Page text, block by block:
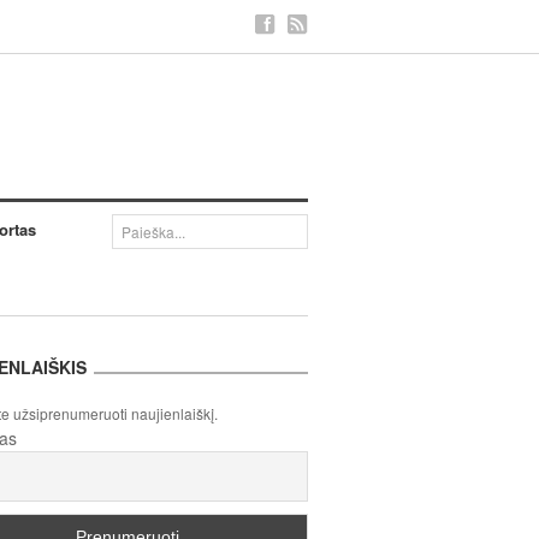
užsiprenumeruoti naujienlaiškį.